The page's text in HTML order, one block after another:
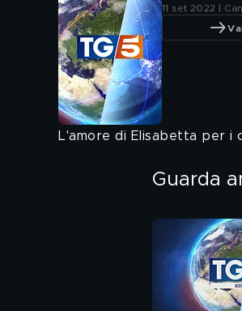
11 set 2022 |
L'amore di Elisabetta per i
Guarda